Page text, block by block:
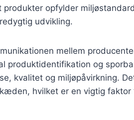
opfylder
udvikling.
mellem
produktidentifikation og
kvalitet og miljøpåvirkning.
hvilket er en vigtig